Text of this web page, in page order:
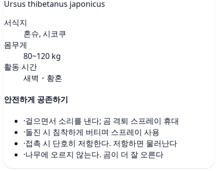
Ursus thibetanus japonicus
서식지
혼슈, 시코쿠
몸무게
80~120 kg
활동 시간
새벽・황혼
안전하게 공존하기
·걸으면서 소리를 낸다; 곰 격퇴 스프레이 휴대
·돌진 시 침착하게 버티며 스프레이 사용
·접촉 시 단호히 저항한다. 저항하면 물러난다
·나무에 오르지 않는다. 곰이 더 잘 오른다